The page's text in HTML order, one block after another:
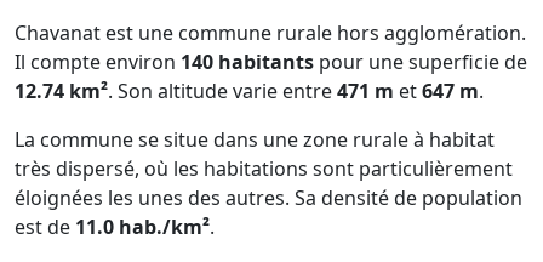
Chavanat est une commune rurale hors agglomération.
Il compte environ 140 habitants pour une superficie de
12.74 km². Son altitude varie entre471 m et647 m.
La commune se situe dans une zone rurale à habitat
très dispersé, où les habitations sont particulièrement
éloignées les unes des autres. Sa densité de population
est de 11.0 hab./km².